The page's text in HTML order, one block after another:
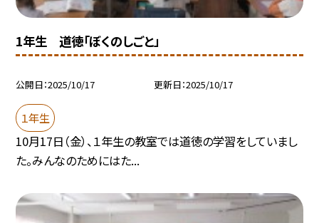
1年生 道徳「ぼくのしごと」
公開日 2025/10/17 更新日 2025/10/17
１年生
10月17日（金）、１年生の教室では道徳の学習をしていまし
た。みんなのためにはた...